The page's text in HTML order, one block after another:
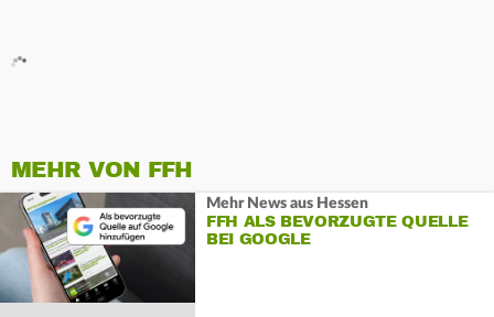
MEHR VON FFH
Mehr News aus Hessen
FFH ALS BEVORZUGTE QUELLE
BEI GOOGLE